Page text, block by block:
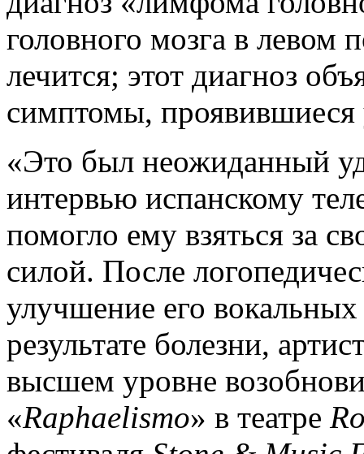
головного мозга в левом
лечится; этот диагноз
симптомы, проявившиеся
«Это был неожиданный
интервью испанскому
помогло ему взяться за
силой. После
улучшение его
результате болезни,
высшем уровне
«Raphaelismo» в театре